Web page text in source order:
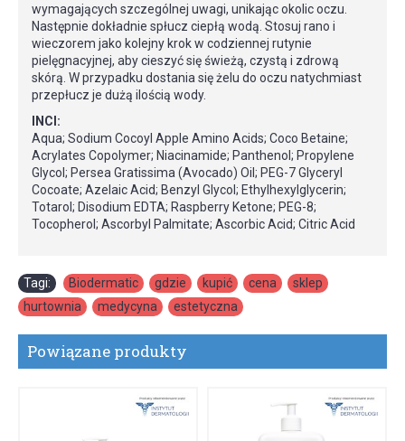
wymagających szczególnej uwagi, unikając okolic oczu.
Następnie dokładnie spłucz ciepłą wodą. Stosuj rano i
wieczorem jako kolejny krok w codziennej rutynie
pielęgnacyjnej, aby cieszyć się świeżą, czystą i zdrową
skórą. W przypadku dostania się żelu do oczu natychmiast
przepłucz je dużą ilością wody.
INCI:
Aqua; Sodium Cocoyl Apple Amino Acids; Coco Betaine;
Acrylates Copolymer; Niacinamide; Panthenol; Propylene
Glycol; Persea Gratissima (Avocado) Oil; PEG-7 Glyceryl
Cocoate; Azelaic Acid; Benzyl Glycol; Ethylhexylglycerin;
Totarol; Disodium EDTA; Raspberry Ketone; PEG-8;
Tocopherol; Ascorbyl Palmitate; Ascorbic Acid; Citric Acid
Tagi: Biodermatic gdzie kupić cena sklep
hurtownia
medycyna estetyczna
Powiązane produkty